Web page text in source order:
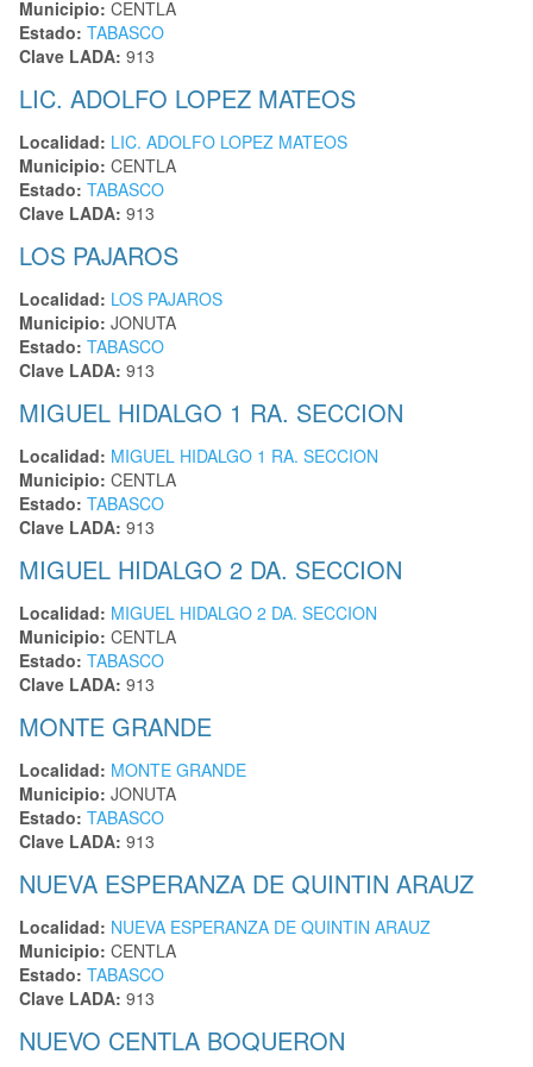
Municipio: CENTLA
Estado: TABASCO
Clave LADA: 913
LIC. ADOLFO LOPEZ MATEOS
Localidad: LIC. ADOLFO LOPEZ MATEOS
Municipio: CENTLA
Estado: TABASCO
Clave LADA: 913
LOS PAJAROS
Localidad: LOS PAJAROS
Municipio: JONUTA
Estado: TABASCO
Clave LADA: 913
MIGUEL HIDALGO 1 RA. SECCION
Localidad: MIGUEL HIDALGO 1 RA. SECCION
Municipio: CENTLA
Estado: TABASCO
Clave LADA: 913
MIGUEL HIDALGO 2 DA. SECCION
Localidad: MIGUEL HIDALGO 2 DA. SECCION
Municipio: CENTLA
Estado: TABASCO
Clave LADA: 913
MONTE GRANDE
Localidad: MONTE GRANDE
Municipio: JONUTA
Estado: TABASCO
Clave LADA: 913
NUEVA ESPERANZA DE QUINTIN ARAUZ
Localidad: NUEVA ESPERANZA DE QUINTIN ARAUZ
Municipio: CENTLA
Estado: TABASCO
Clave LADA: 913
NUEVO CENTLA BOQUERON